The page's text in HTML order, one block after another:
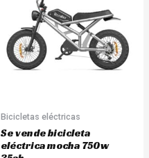
Bicicletas eléctricas
Se vende bicicleta
eléctrica mocha 750w